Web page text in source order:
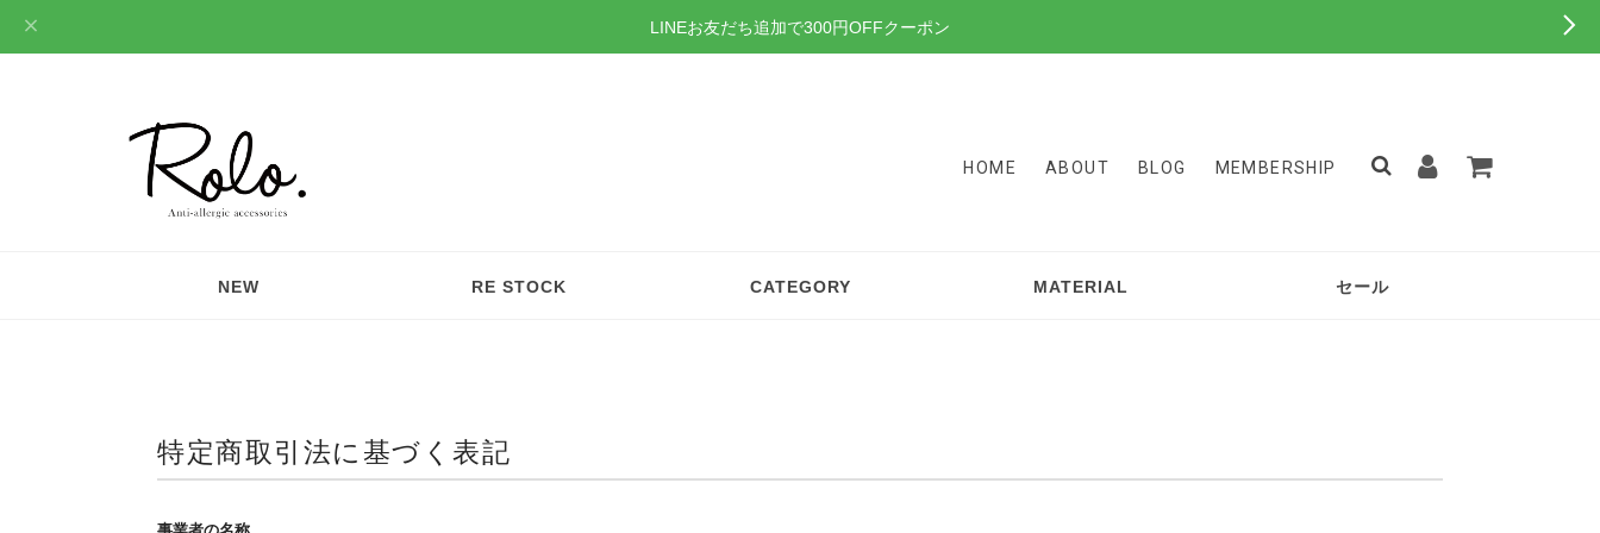
LINEお友だち追加で300円OFFクーポン
HOME ABOUT BLOG MEMBERSHIP
NEW RE STOCK CATEGORY MATERIAL セール
特定商取引法に基づく表記